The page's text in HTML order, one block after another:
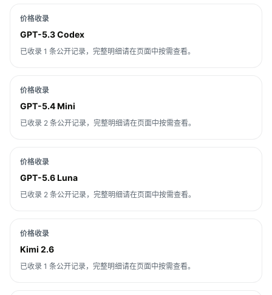
价格收录
GPT-5.3 Codex
已收录 1 条公开记录，完整明细请在页面中按需查看。
价格收录
GPT-5.4 Mini
已收录 2 条公开记录，完整明细请在页面中按需查看。
价格收录
GPT-5.6 Luna
已收录 2 条公开记录，完整明细请在页面中按需查看。
价格收录
Kimi 2.6
已收录 1 条公开记录，完整明细请在页面中按需查看。